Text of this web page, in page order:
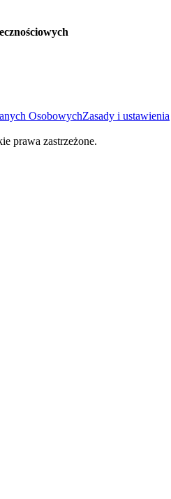
OsobowychZasady i ustawienia
prawa zastrzeżone.